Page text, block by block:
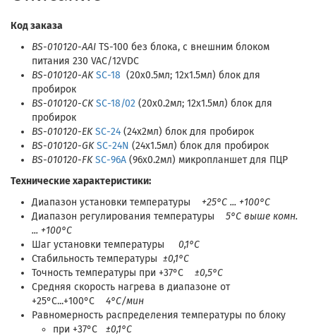
Код заказа
BS-010120-AAI TS-100 без блока, с внешним блоком
питания 230 VAC/12VDC
BS-010120-AK SC-18 (20х0.5мл; 12х1.5мл) блок для
пробирок
BS-010120-CK SC-18/02 (20х0.2мл; 12х1.5мл) блок для
пробирок
BS-010120-EK SC-24 (24х2мл) блок для пробирок
BS-010120-GK SC-24N (24х1.5мл) блок для пробирок
BS-010120-FK SC-96A (96х0.2мл) микропланшет для ПЦР
Технические характеристики:
Диапазон установки температуры +25°C ... +100°C
Диапазон регулирования температуры 5°C выше комн.
... +100°C
Шаг установки температуры 0,1°C
Стабильность температуры ±0,1°C
Точность температуры при +37°C ±0,5°C
Средняя скорость нагрева в диапазоне от
+25°C...+100°C 4°C/мин
Равномерность распределения температуры по блоку
при +37°C ±0,1°C